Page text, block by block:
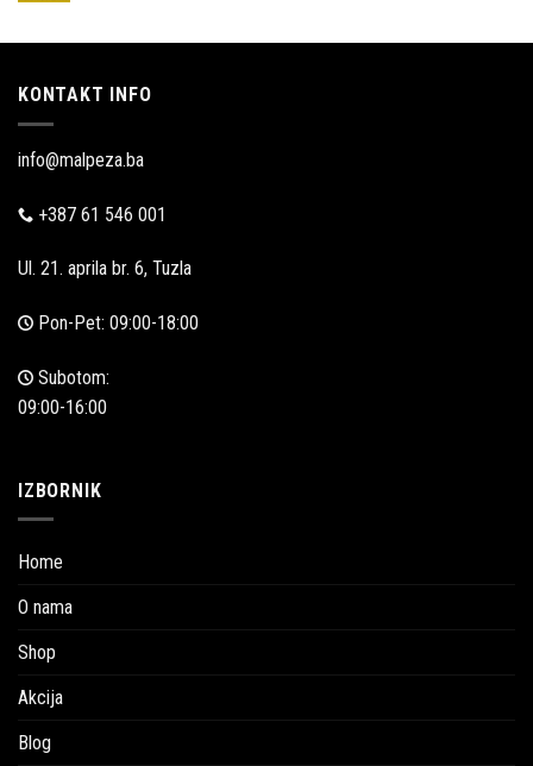
KONTAKT INFO
info@malpeza.ba
+387 61 546 001
Ul. 21. aprila br. 6, Tuzla
Pon-Pet: 09:00-18:00
Subotom:
09:00-16:00
IZBORNIK
Home
O nama
Shop
Akcija
Blog